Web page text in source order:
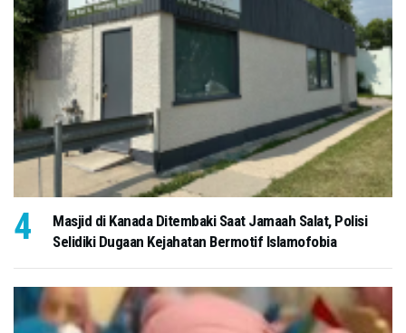
Masjid di Kanada Ditembaki Saat Jamaah Salat, Polisi
Selidiki Dugaan Kejahatan Bermotif Islamofobia